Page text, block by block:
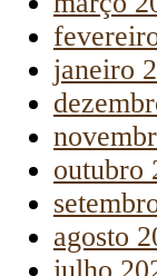
janeiro
outubro
agosto